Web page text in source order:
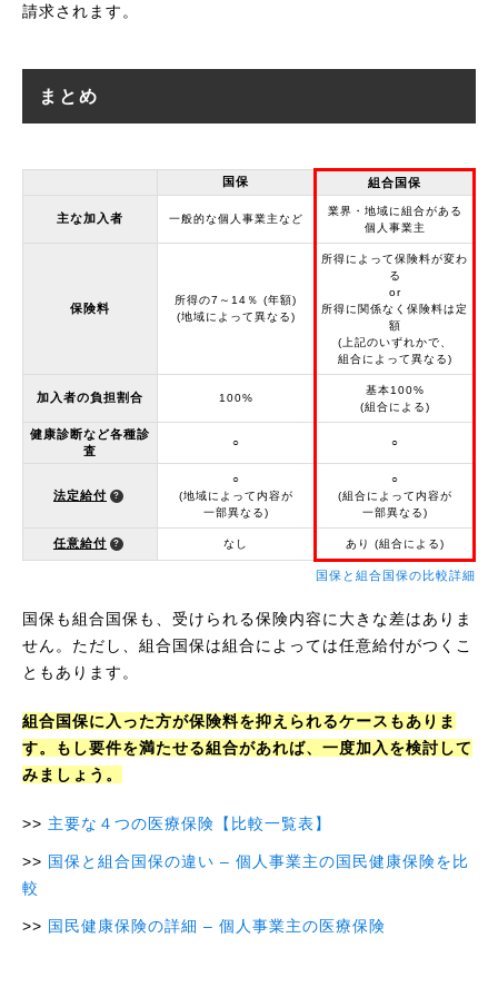
請求されます。
まとめ
国保 組合国保
主な加入者 一般的な個人事業主など
業界・地域に組合がある
個人事業主
保険料
所得の7～14％ (年額)
(地域によって異なる)
所得によって保険料が変わ
る
or
所得に関係なく保険料は定
額
(上記のいずれかで、
組合によって異なる)
加入者の負担割合 100%
基本100%
(組合による)
健康診断など各種診
査
○ ○
法定給付
○
(地域によって内容が
一部異なる)
○
(組合によって内容が
一部異なる)
任意給付 なし あり (組合による)
国保と組合国保の比較詳細
国保も組合国保も、受けられる保険内容に大きな差はありま
せん。ただし、組合国保は組合によっては任意給付がつくこ
ともあります。
組合国保に入った方が保険料を抑えられるケースもありま
す。もし要件を満たせる組合があれば、一度加入を検討して
みましょう。
主要な４つの医療保険【比較一覧表】
国保と組合国保の違い – 個人事業主の国民健康保険を比
較
国民健康保険の詳細 – 個人事業主の医療保険